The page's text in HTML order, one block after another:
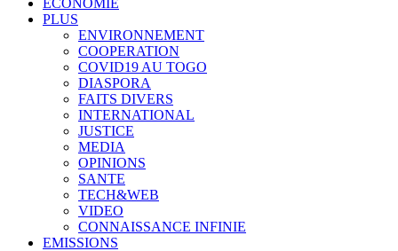
ECONOMIE
PLUS
ENVIRONNEMENT
COOPERATION
COVID19 AU TOGO
DIASPORA
FAITS DIVERS
INTERNATIONAL
JUSTICE
MEDIA
OPINIONS
SANTE
TECH&WEB
VIDEO
CONNAISSANCE INFINIE
EMISSIONS